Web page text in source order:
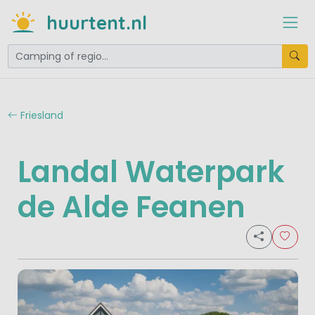
huurtent.nl
Friesland
Landal Waterpark
de Alde Feanen